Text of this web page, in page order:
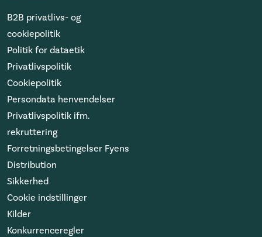
B2B privatlivs- og
cookiepolitik
Politik for dataetik
Privatlivspolitik
Cookiepolitik
Persondata henvendelser
Privatlivspolitik ifm.
rekruttering
Forretningsbetingelser Fyens
Distribution
Sikkerhed
Cookie indstillinger
Kilder
Konkurrenceregler